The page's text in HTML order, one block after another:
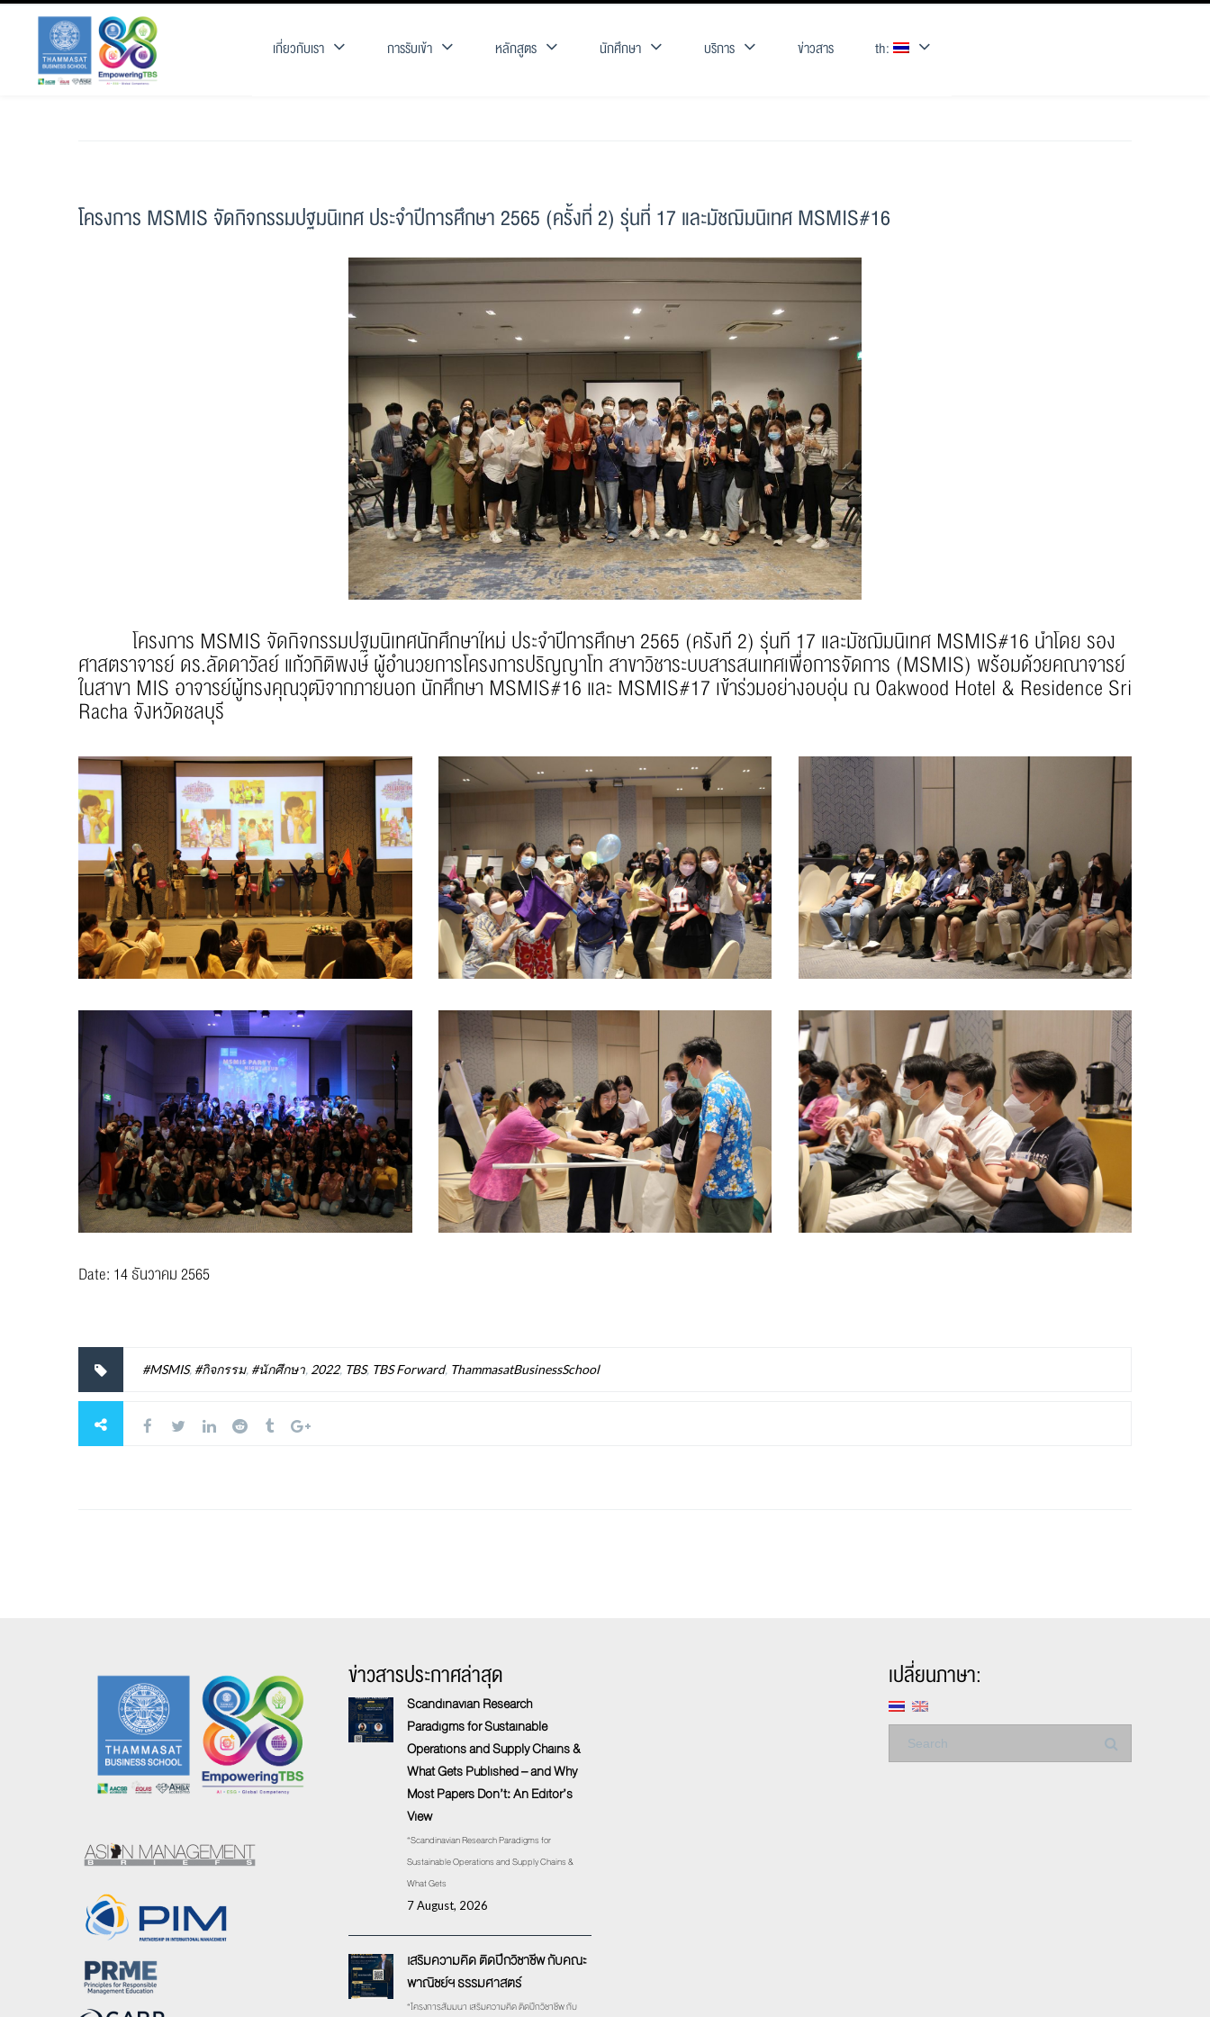
เกี่ยวกับเรา การรับเข้า หลักสูตร นักศึกษา บริการ ข่าวสาร th:
โครงการ MSMIS จัดกิจกรรมปฐมนิเทศ ประจำปีการศึกษา 2565 (ครั้งที่ 2) รุ่นที่ 17 และมัชฌิมนิเทศ MSMIS#16
โครงการ MSMIS จัดกิจกรรมปฐมนิเทศนักศึกษาใหม่ ประจำปีการศึกษา 2565 (ครั้งที่ 2) รุ่นที่ 17 และมัชฌิมนิเทศ MSMIS#16 นำโดย รอง
ศาสตราจารย์ ดร.ลัดดาวัลย์ แก้วกิติพงษ์ ผู้อำนวยการโครงการปริญญาโท สาขาวิชาระบบสารสนเทศเพื่อการจัดการ (MSMIS) พร้อมด้วยคณาจารย์
ในสาขา MIS อาจารย์ผู้ทรงคุณวุฒิจากภายนอก นักศึกษา MSMIS#16 และ MSMIS#17 เข้าร่วมอย่างอบอุ่น ณ Oakwood Hotel & Residence Sri
Racha จังหวัดชลบุรี
Date: 14 ธันวาคม 2565
#MSMIS, #กิจกรรม, #นักศึกษา,2022, TBS, TBS Forward, ThammasatBusinessSchool
ข่าวสารประกาศล่าสุด
Scandinavian Research
Paradigms for Sustainable
Operations and Supply Chains &
What Gets Published – and Why
Most Papers Don’t: An Editor’s
View
“Scandinavian Research Paradigms for
Sustainable Operations and Supply Chains &
What Gets
7 August, 2026
เสริมความคิด ติดปีกวิชาชีพ กับคณะ
พาณิชย์ฯ ธรรมศาสตร์
“โครงการสัมมนา เสริมความคิด ติดปีกวิชาชีพ กับ
เปลี่ยนภาษา: